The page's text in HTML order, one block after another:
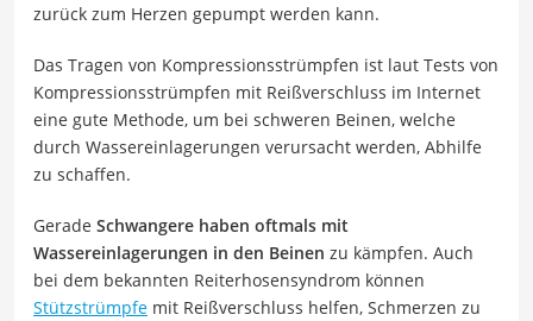
zurück zum Herzen gepumpt werden kann.
Das Tragen von Kompressionsstrümpfen ist laut Tests von
Kompressionsstrümpfen mit Reißverschluss im Internet
eine gute Methode, um bei schweren Beinen, welche
durch Wassereinlagerungen verursacht werden, Abhilfe
zu schaffen.
Gerade Schwangere haben oftmals mit
Wassereinlagerungen in den Beinen zu kämpfen. Auch
bei dem bekannten Reiterhosensyndrom können
Stützstrümpfe mit Reißverschluss helfen, Schmerzen zu